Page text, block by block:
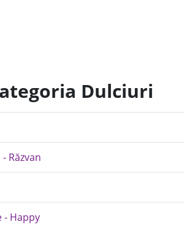
Dulciuri
Răzvan
- Happy